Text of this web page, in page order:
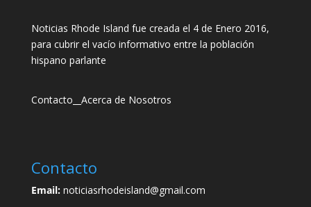
Noticias Rhode Island fue creada el 4 de Enero 2016,
para cubrir el vacío informativo entre la población
hispano parlante
Contacto Acerca de Nosotros
Contacto
Email:noticiasrhodeisland@gmail.com